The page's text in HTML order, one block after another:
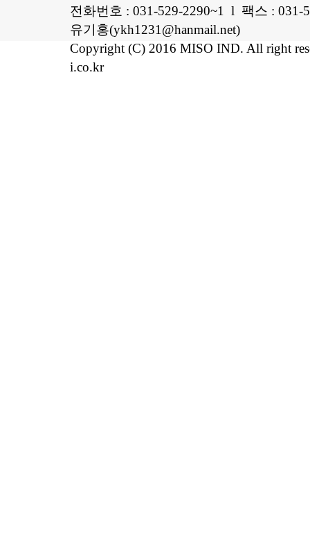
전화번호 : 031-529-2290~1 l 팩스 :
유기홍(ykh1231@hanmail.net)
Copyright (C) 2016 MISO IND. All right
i.co.kr